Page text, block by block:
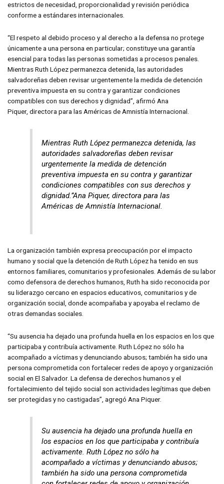
estrictos de necesidad, proporcionalidad y revisión periódica
conforme a estándares internacionales.
“El respeto al debido proceso y al derecho a la defensa no protege
únicamente a una persona en particular; constituye una garantía
esencial para todas las personas sometidas a procesos penales.
Mientras Ruth López permanezca detenida, las autoridades
salvadoreñas deben revisar urgentemente la medida de detención
preventiva impuesta en su contra y garantizar condiciones
compatibles con sus derechos y dignidad”, afirmó Ana
Piquer, directora para las Américas de Amnistía Internacional.
Mientras Ruth López permanezca detenida, las
autoridades salvadoreñas deben revisar
urgentemente la medida de detención
preventiva impuesta en su contra y garantizar
condiciones compatibles con sus derechos y
dignidad.”Ana Piquer, directora para las
Américas de Amnistía Internacional.
La organización también expresa preocupación por el impacto
humano y social que la detención de Ruth López ha tenido en sus
entornos familiares, comunitarios y profesionales. Además de su labor
como defensora de derechos humanos, Ruth ha sido reconocida por
su liderazgo cercano en espacios educativos, comunitarios y de
organización social, donde acompañaba y apoyaba el reclamo de
otras demandas sociales.
“Su ausencia ha dejado una profunda huella en los espacios en los que
participaba y contribuía activamente. Ruth López no sólo ha
acompañado a víctimas y denunciando abusos; también ha sido una
persona comprometida con fortalecer redes de apoyo y organización
social en El Salvador. La defensa de derechos humanos y el
fortalecimiento del tejido social son actividades legítimas que deben
ser protegidas y no castigadas”, agregó Ana Piquer.
Su ausencia ha dejado una profunda huella en
los espacios en los que participaba y contribuía
activamente. Ruth López no sólo ha
acompañado a víctimas y denunciando abusos;
también ha sido una persona comprometida